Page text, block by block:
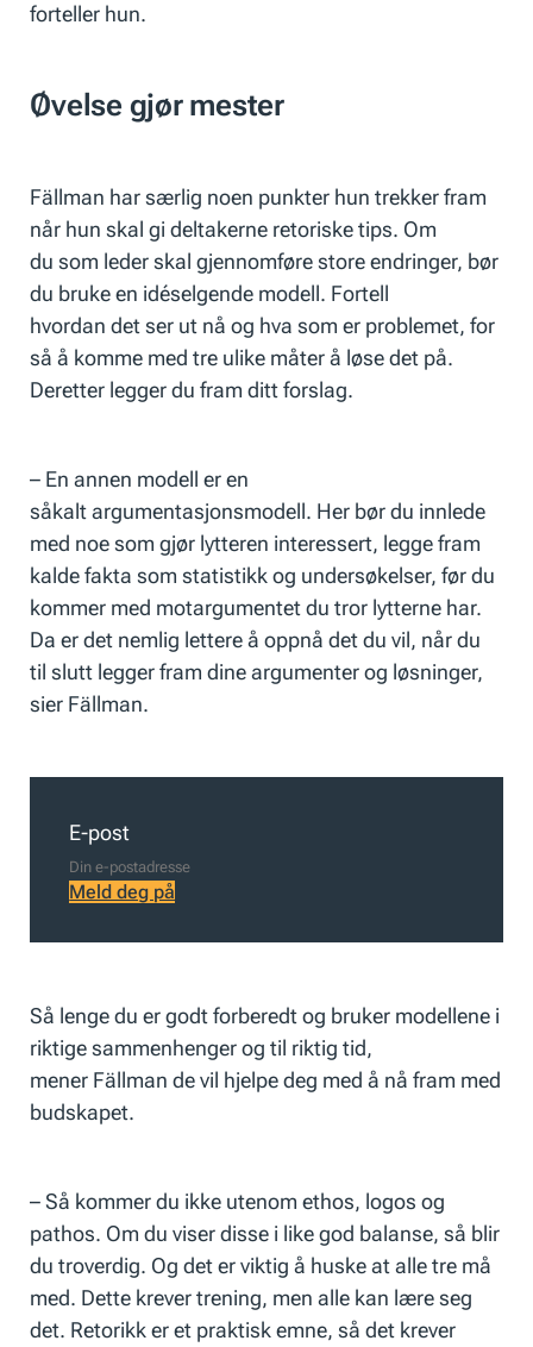
forteller hun.
Øvelse gjør mester
Fällman har særlig noen punkter hun trekker fram
når hun skal gi deltakerne retoriske tips. Om
du som leder skal gjennomføre store endringer, bør
du bruke en idéselgende modell. Fortell
hvordan det ser ut nå og hva som er problemet, for
så å komme med tre ulike måter å løse det på.
Deretter legger du fram ditt forslag.
– En annen modell er en
såkalt argumentasjonsmodell. Her bør du innlede
med noe som gjør lytteren interessert, legge fram
kalde fakta som statistikk og undersøkelser, før du
kommer med motargumentet du tror lytterne har.
Da er det nemlig lettere å oppnå det du vil, når du
til slutt legger fram dine argumenter og løsninger,
sier Fällman.
E-post
Meld deg på
Så lenge du er godt forberedt og bruker modellene i
riktige sammenhenger og til riktig tid,
mener Fällman de vil hjelpe deg med å nå fram med
budskapet.
– Så kommer du ikke utenom ethos, logos og
pathos. Om du viser disse i like god balanse, så blir
du troverdig. Og det er viktig å huske at alle tre må
med. Dette krever trening, men alle kan lære seg
det. Retorikk er et praktisk emne, så det krever